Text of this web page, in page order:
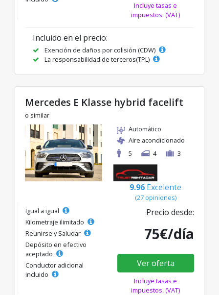
Incluye tasas e
impuestos. (VAT)
Incluido en el precio:
Exención de daños por colisión (CDW)
La responsabilidad de terceros(TPL)
Mercedes E Klasse hybrid facelift
o similar
Automático
Aire acondicionado
5
4 3
9.96 Excelente
(27 opiniones)
Igual a igual
Kilometraje ilimitado
Reunirse y Saludar
Depósito en efectivo
aceptado
Conductor adicional
incluido
Precio desde:
75€/día
Ver oferta
Incluye tasas e
impuestos. (VAT)